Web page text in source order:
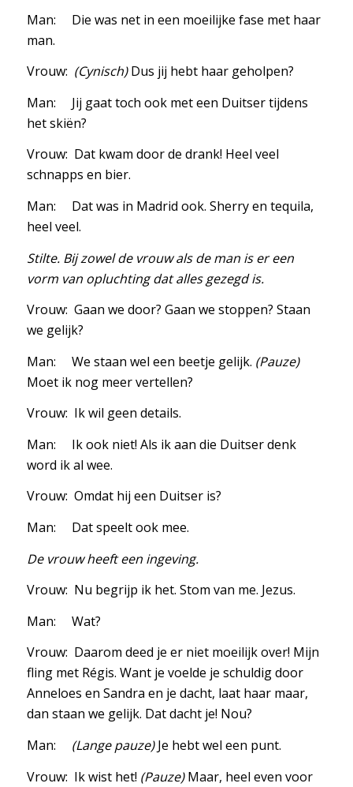
Man: Die was net in een moeilijke fase met haar
man.
Vrouw: (Cynisch)Dus jij hebt haar geholpen?
Man: Jij gaat toch ook met een Duitser tijdens
het skiën?
Vrouw: Dat kwam door de drank! Heel veel
schnapps en bier.
Man: Dat was in Madrid ook. Sherry en tequila,
heel veel.
Stilte. Bij zowel de vrouw als de man is er een
vorm van opluchting dat alles gezegd is.
Vrouw: Gaan we door? Gaan we stoppen? Staan
we gelijk?
Man: We staan wel een beetje gelijk. (Pauze)
Moet ik nog meer vertellen?
Vrouw: Ik wil geen details.
Man: Ik ook niet! Als ik aan die Duitser denk
word ik al wee.
Vrouw: Omdat hij een Duitser is?
Man: Dat speelt ook mee.
De vrouw heeft een ingeving.
Vrouw: Nu begrijp ik het. Stom van me. Jezus.
Man: Wat?
Vrouw: Daarom deed je er niet moeilijk over! Mijn
fling met Régis. Want je voelde je schuldig door
Anneloes en Sandra en je dacht, laat haar maar,
dan staan we gelijk. Dat dacht je! Nou?
Man: (Lange pauze)Je hebt wel een punt.
Vrouw: Ik wist het! (Pauze)Maar, heel even voor